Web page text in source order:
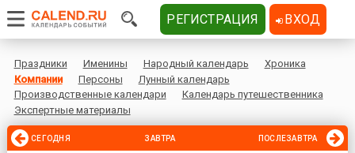
Праздники Именины Народный календарь
Хроника
Компании
Персоны
Лунный календарь
Производственные календари
Календарь путешественника
Экспертные материалы
СЕГОДНЯ ЗАВТРА ПОСЛЕЗАВТРА
РЕГИСТРАЦИЯ ВХОД